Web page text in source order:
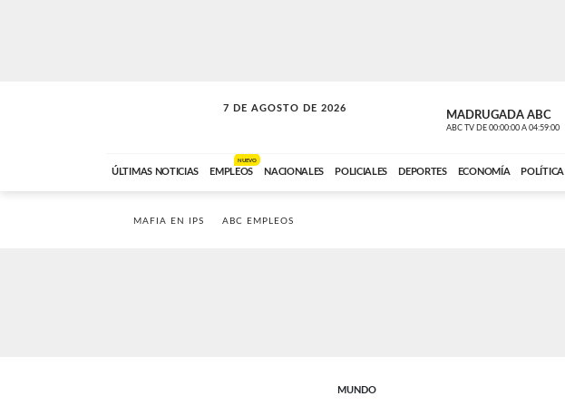
7 DE AGOSTO DE 2026
SOLO MÚSICA MADRUGADA ABC
ABC TV DE 00:00:00 A 04:59:00
ÚLTIMAS NOTICIAS EMPLEOS
NUEVO
NACIONALES POLICIALES DEPORTES ECONOMÍA POLÍTICA
MAFIA EN IPS ABC EMPLEOS
MUNDO